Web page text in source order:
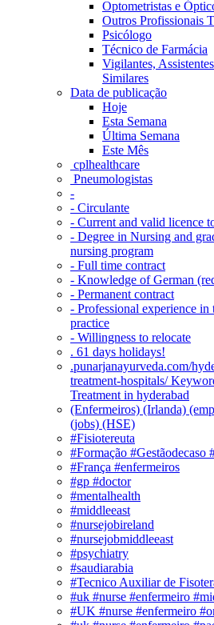
Optometristas e
Outros Profissionais
Psicólogo
Técnico de Farmácia
Vigilantes,
Similares
Data de publicação
Hoje
Esta Semana
Última Semana
Este Mês
‎ cplhealthcare‬
Pneumologistas
-
- Circulante
- Current and valid licence
- Degree in Nursing and
nursing program
- Full time contract
- Knowledge of German
- Permanent contract
- Professional experience
practice
- Willingness to relocate
. 61 days holidays!
.punarjanayurveda.com/
treatment-hospitals/
Treatment in hyderabad
(Enfermeiros) (Irlanda)
(jobs) (HSE)
#Fisiotereuta
#Formação
#França #enfermeiros
#gp #doctor
#mentalhealth
#middleeast
#nursejobireland
#nursejobmiddleeast
#psychiatry
#saudiarabia
#Tecnico Auxiliar de
#uk #nurse #enfermeiro
#UK #nurse #enfermeiro